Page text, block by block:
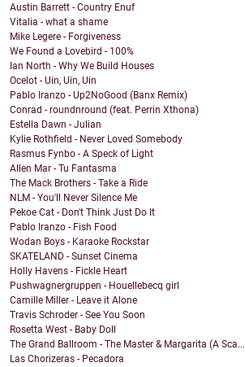
Austin Barrett - Country Enuf
Vitalia - what a shame
Mike Legere - Forgiveness
We Found a Lovebird - 100%
Ian North - Why We Build Houses
Ocelot - Uin, Uin, Uin
Pablo Iranzo - Up2NoGood (Banx Remix)
Conrad - roundnround (feat. Perrin Xthona)
Estella Dawn - Julian
Kylie Rothfield - Never Loved Somebody
Rasmus Fynbo - A Speck of Light
Allen Mar - Tu Fantasma
The Mack Brothers - Take a Ride
NLM - You'll Never Silence Me
Pekoe Cat - Don't Think Just Do It
Pablo Iranzo - Fish Food
Wodan Boys - Karaoke Rockstar
SKATELAND - Sunset Cinema
Holly Havens - Fickle Heart
Pushwagnergruppen - Houellebecq girl
Camille Miller - Leave it Alone
Travis Schroder - See You Soon
Rosetta West - Baby Doll
The Grand Ballroom - The Master & Margarita (A Sca...
Las Chorizeras - Pecadora